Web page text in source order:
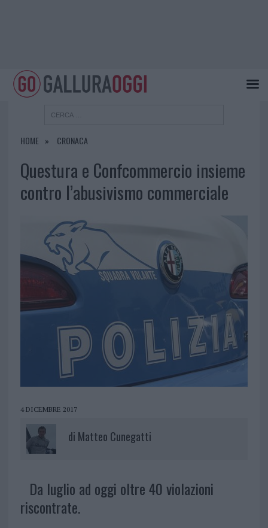
HOME CRONACA
Questura e Confcommercio insieme
contro l’abusivismo commerciale
4 DICEMBRE 2017
di Matteo Cunegatti
Da luglio ad oggi oltre 40 violazioni
riscontrate.